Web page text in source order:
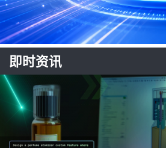
即时资讯